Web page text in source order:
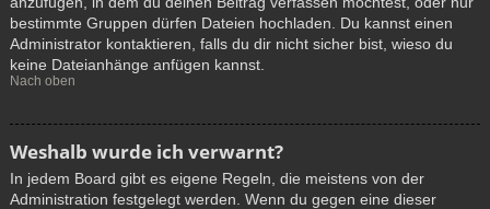
bestimmte Gruppen dürfen Dateien hochladen. Du kannst einen
Administrator kontaktieren, falls du dir nicht sicher bist, wieso du
keine Dateianhänge anfügen kannst.
Nach oben
Weshalb wurde ich verwarnt?
In jedem Board gibt es eigene Regeln, die meistens von der
Administration festgelegt werden. Wenn du gegen eine dieser